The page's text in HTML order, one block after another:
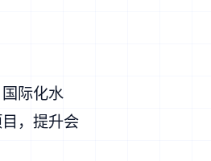
际化水
，提升会